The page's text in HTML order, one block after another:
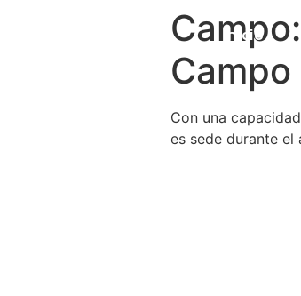
Inicio
Campo:
Campo
Con una
es sede durante